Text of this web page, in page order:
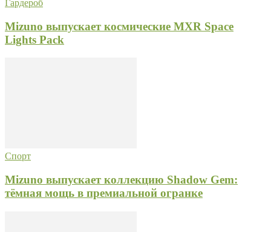
Гардероб
Mizuno выпускает космические MXR Space
Lights Pack
Спорт
Mizuno выпускает коллекцию Shadow Gem:
тёмная мощь в премиальной огранке